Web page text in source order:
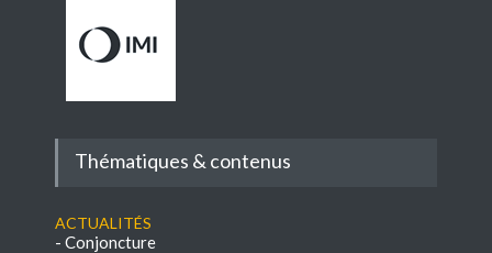
Thématiques & contenus
Actualités
- Conjoncture